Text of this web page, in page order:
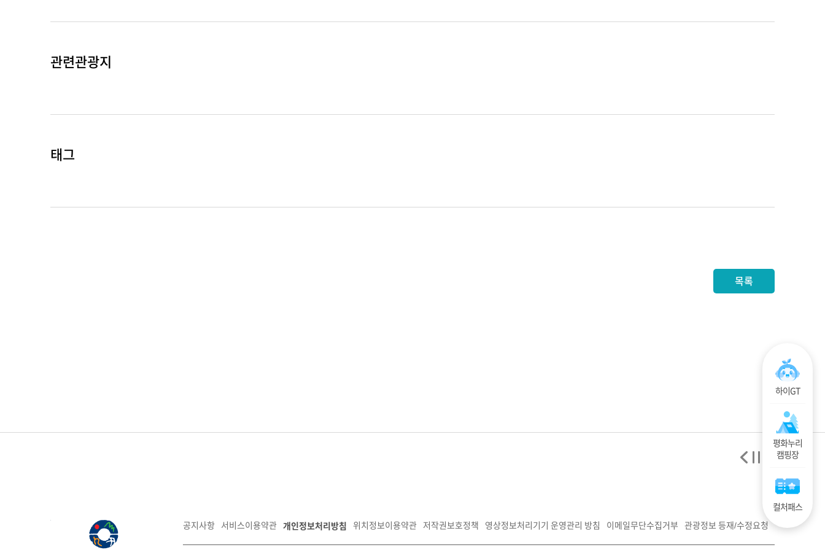
관련관광지
태그
목록
하이GT
평화누리
캠핑장
컬처패스
공지사항 서비스이용약관 개인정보처리방침 위치정보이용약관 저작권보호정책 영상정보처리기기 운영관리 방침 이메일무단수집거부 관광정보 등재/수정요청